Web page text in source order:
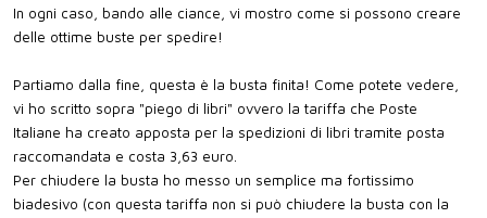
In ogni caso, bando alle ciance, vi mostro come si possono creare
delle ottime buste per spedire!
Partiamo dalla fine, questa è la busta finita! Come potete vedere,
vi ho scritto sopra "piego di libri" ovvero la tariffa che Poste
Italiane ha creato apposta per la spedizioni di libri tramite posta
raccomandata e costa 3,63 euro.
Per chiudere la busta ho messo un semplice ma fortissimo
biadesivo (con questa tariffa non si può chiudere la busta con la